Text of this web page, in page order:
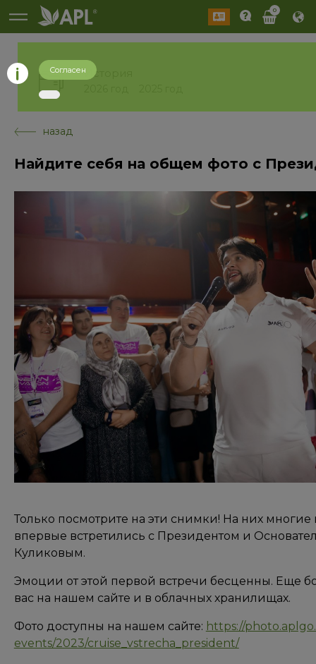
0
История
назад
Найдите себя на общем фото с
Только посмотрите на эти снимки! На них
впервые встретились с Президентом и
Куликовым.
Эмоции от этой первой встречи бесценны. Еще
вас на нашем сайте и в облачных хранилищах.
Фото доступны на нашем сайте: https://
events/2023/cruise_vstrecha_president/
Согласен